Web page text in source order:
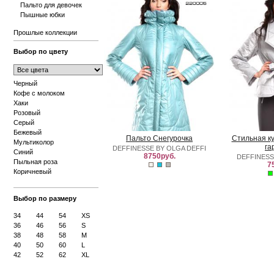
Пальто для девочек
Пышные юбки
Прошлые коллекции
Выбор по цвету
Черный
Кофе с молоком
Хаки
Розовый
Серый
Бежевый
Мультиколор
Синий
Пыльная роза
Коричневый
Выбор по размеру
34 44 54
XS
36
46 56
S
38
48 58
M
40
50 60
L
42
52 62 XL
Пальто Снегурочка
DEFFINESSE BY OLGA DEFFI
8750руб.
Стильная